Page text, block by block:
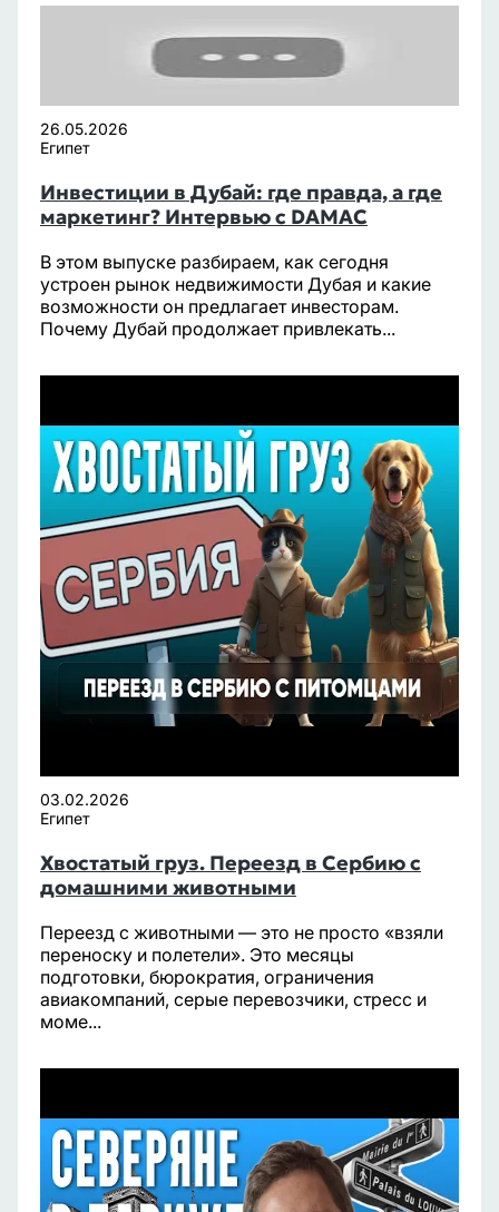
26.05.2026
Египет
Инвестиции в Дубай: где правда, а где
маркетинг? Интервью с DAMAC
В этом выпуске разбираем, как сегодня
устроен рынок недвижимости Дубая и какие
возможности он предлагает инвесторам.
Почему Дубай продолжает привлекать...
03.02.2026
Египет
Хвостатый груз. Переезд в Сербию с
домашними животными
Переезд с животными — это не просто «взяли
переноску и полетели». Это месяцы
подготовки, бюрократия, ограничения
авиакомпаний, серые перевозчики, стресс и
моме...